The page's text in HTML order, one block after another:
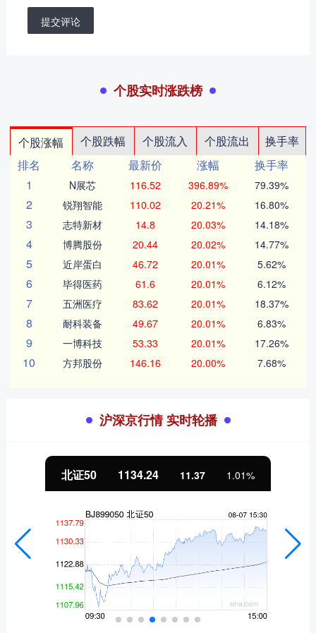
提交评论
个股实时涨跌榜
个股涨幅 个股跌幅 个股流入 个股流出
换手率
排名
名称 最新价 涨幅
换手率
1
N展芯 116.52 396.89% 79.39%
2 锐翔智能 110.02 20.21% 16.80%
3 志特新材 14.8 20.03% 14.18%
4 博腾股份 20.44 20.02% 14.77%
5 近岸蛋白 46.72 20.01% 5.62%
6 毕得医药 61.6 20.01% 6.12%
7 五洲医疗 83.62 20.01% 18.37%
8 耐科装备 49.67 20.01% 6.83%
9 一博科技 53.33 20.01% 17.26%
10 方邦股份 146.16 20.00% 7.68%
沪深京行情 实时轮播
北证50 1134.24 11.37 1.01%